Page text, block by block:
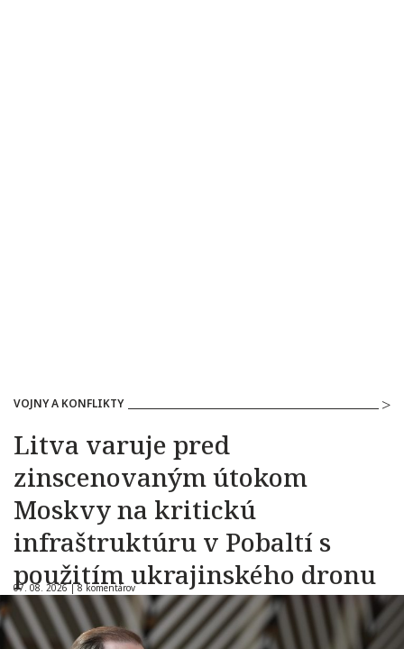
VOJNY A KONFLIKTY
Litva varuje pred
zinscenovaným útokom
Moskvy na kritickú
infraštruktúru v Pobaltí s
použitím ukrajinského dronu
07. 08. 2026 |8 komentárov